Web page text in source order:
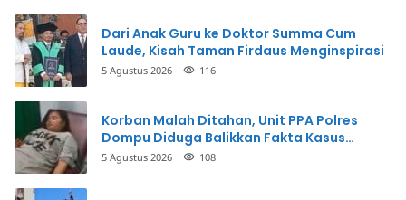
Dari Anak Guru ke Doktor Summa Cum
Laude, Kisah Taman Firdaus Menginspirasi
5 Agustus 2026 116
Korban Malah Ditahan, Unit PPA Polres
Dompu Diduga Balikkan Fakta Kasus
Penganiayaan
5 Agustus 2026 108